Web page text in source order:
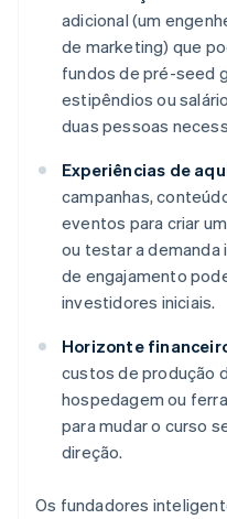
adicional (um
de marketing) que
fundos de pré-seed
estipêndios ou
duas pessoas
Experiências de
campanhas,
eventos para criar
ou testar a demanda
de engajamento
investidores iniciais.
Horizonte
custos de produção
hospedagem ou
para mudar o curso
direção.
Os fundadores